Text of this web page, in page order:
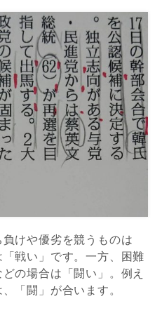
負けや優劣を競うものは
「戦い」です。一方、困難
の場合は「闘い」。例え
「闘」が合います。